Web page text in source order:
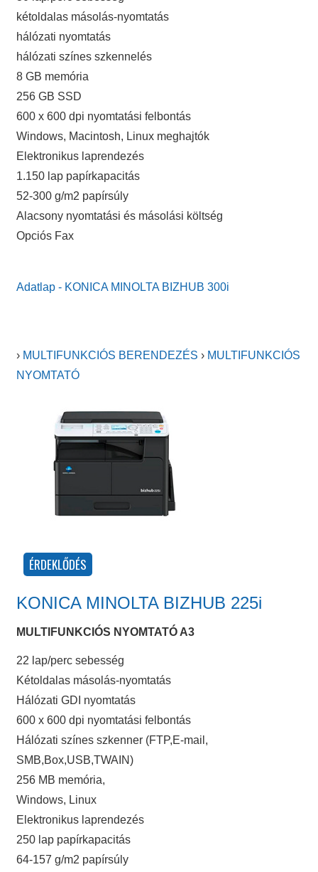
kétoldalas másolás-nyomtatás
hálózati nyomtatás
hálózati színes szkennelés
8 GB memória
256 GB SSD
600 x 600 dpi nyomtatási felbontás
Windows, Macintosh, Linux meghajtók
Elektronikus laprendezés
1.150 lap papírkapacitás
52-300 g/m2 papírsúly
Alacsony nyomtatási és másolási költség
Opciós Fax
Adatlap - KONICA MINOLTA BIZHUB 300i
› MULTIFUNKCIÓS BERENDEZÉS › MULTIFUNKCIÓS
NYOMTATÓ
KONICA MINOLTA BIZHUB 225i
MULTIFUNKCIÓS NYOMTATÓ A3
22 lap/perc sebesség
Kétoldalas másolás-nyomtatás
Hálózati GDI nyomtatás
600 x 600 dpi nyomtatási felbontás
Hálózati színes szkenner (FTP,E-mail,
SMB,Box,USB,TWAIN)
256 MB memória,
Windows, Linux
Elektronikus laprendezés
250 lap papírkapacitás
64-157 g/m2 papírsúly